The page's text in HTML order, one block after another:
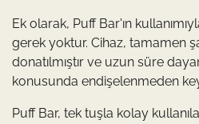
Ek olarak, Puff Bar'ın
gerek yoktur. Cihaz, tamamen
donatılmıştır ve uzun süre
konusunda endişelenmeden
Puff Bar, tek tuşla kolay